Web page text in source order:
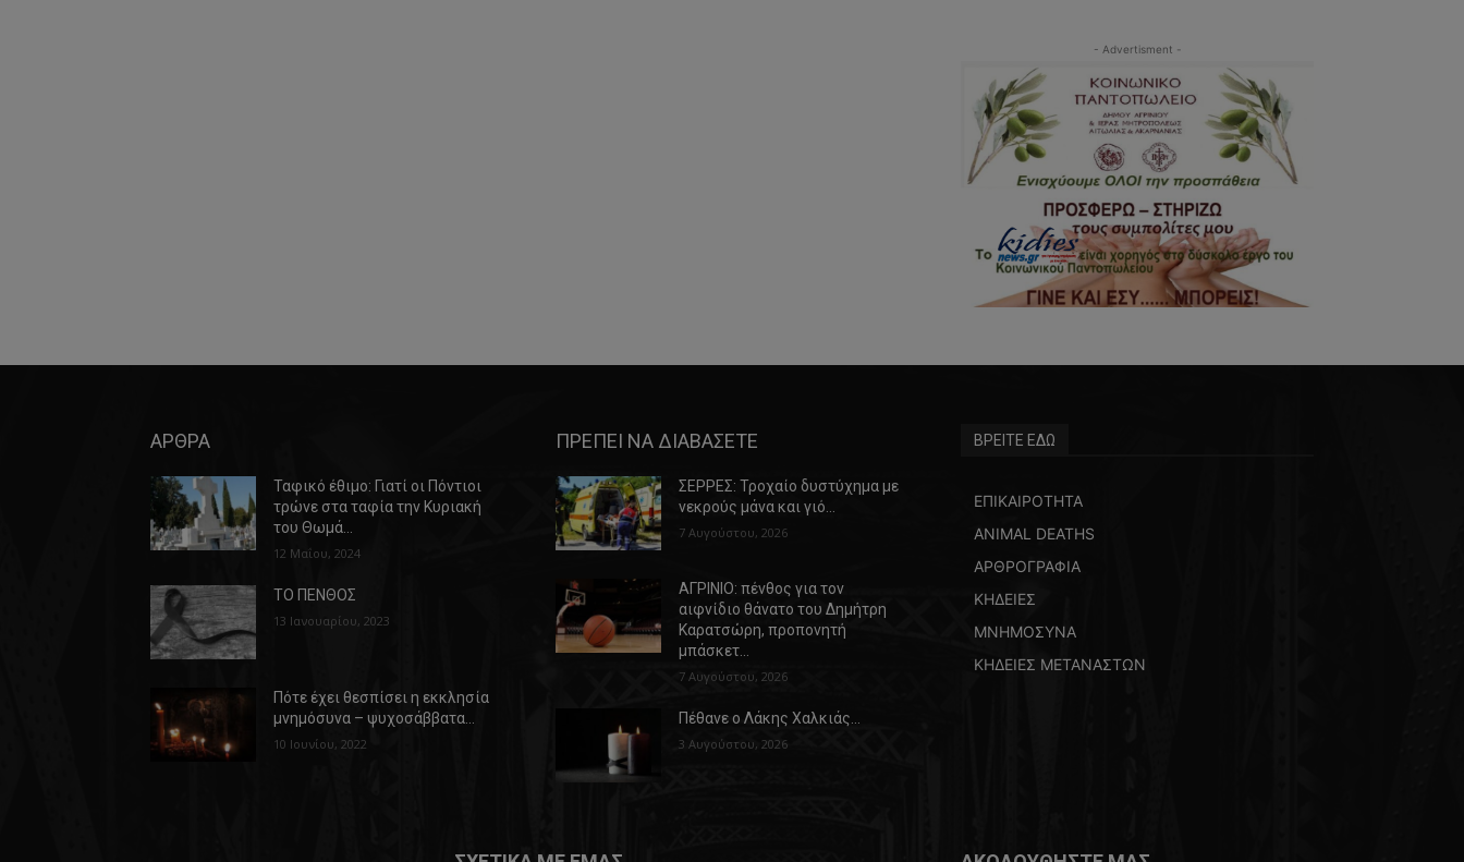
- Advertisment -
ΑΡΘΡΑ
Ταφικό έθιμο: Γιατί οι Πόντιοι
τρώνε στα ταφία την Κυριακή
του Θωμά…
12 Μαΐου, 2024
ΤΟ ΠΕΝΘΟΣ
13 Ιανουαρίου, 2023
Πότε έχει θεσπίσει η εκκλησία
μνημόσυνα – ψυχοσάββατα…
10 Ιουνίου, 2022
ΠΡΕΠΕΙ ΝΑ ΔΙΑΒΑΣΕΤΕ
ΣΕΡΡΕΣ: Τροχαίο δυστύχημα με
νεκρούς μάνα και γιό…
7 Αυγούστου, 2026
ΑΓΡΙΝΙΟ: πένθος για τον
αιφνίδιο θάνατο του Δημήτρη
Καρατσώρη, προπονητή
μπάσκετ…
7 Αυγούστου, 2026
Πέθανε ο Λάκης Χαλκιάς…
3 Αυγούστου, 2026
ΒΡΕΙΤΕ ΕΔΩ
ΕΠΙΚΑΙΡΟΤΗΤΑ
ANIMAL DEATHS
ΑΡΘΡΟΓΡΑΦΙΑ
ΚΗΔΕΙΕΣ
ΜΝΗΜΟΣΥΝΑ
ΚΗΔΕΙΕΣ ΜΕΤΑΝΑΣΤΩΝ